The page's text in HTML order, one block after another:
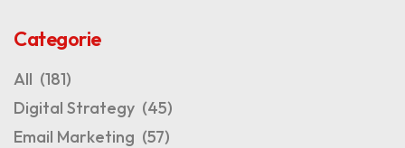
Categorie
All (181)
Digital Strategy (45)
Email Marketing (57)